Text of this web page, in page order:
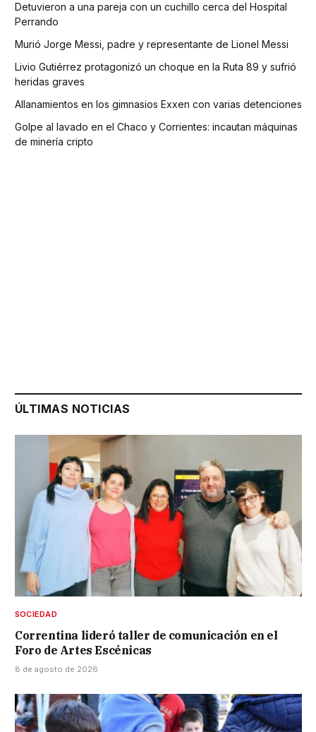
Detuvieron a una pareja con un cuchillo cerca del Hospital
Perrando
Murió Jorge Messi, padre y representante de Lionel Messi
Livio Gutiérrez protagonizó un choque en la Ruta 89 y sufrió
heridas graves
Allanamientos en los gimnasios Exxen con varias detenciones
Golpe al lavado en el Chaco y Corrientes: incautan máquinas
de minería cripto
ÚLTIMAS NOTICIAS
SOCIEDAD
Correntina lideró taller de comunicación en el
Foro de Artes Escénicas
8 de agosto de 2026